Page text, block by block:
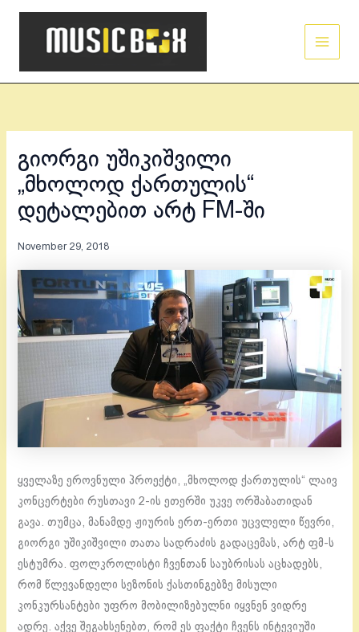
Skip
გიორგი უშიკიშვილი
„მხოლოდ ქართულის“
დეტალებით არტ FM-ში
November 29, 2018
ყველაზე ეროვნული პროექტი, „მხოლოდ ქართულის“ ლაივ
კონცერტები რუსთავი 2-ის ეთერში უკვე ორშაბათიდან
გავა. თუმცა, მანამდე ჟიურის ერთ-ერთი უცვლელი წევრი,
გიორგი უშიკიშვილი თათა სადრაძის გადაცემას, არტ ფმ-ს
ესტუმრა. ფოლკროლისტი ჩვენთან საუბრისას აცხადებს,
რომ წლევანდელი სეზონის ქასთინგებზე მისული
კონკურსანტები უფრო მობილიზებულნი იყვნენ ვიდრე
ადრე. აქვე შეგახსენებთ, რომ ეს ფაქტი ჩვენს ინტევიუში